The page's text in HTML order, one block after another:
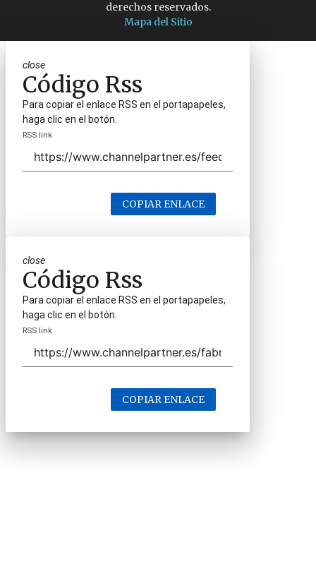
derechos reservados.
Mapa del Sitio
close
Código Rss
Para copiar el enlace RSS en el portapapeles,
haga clic en el botón.
RSS link
COPIAR ENLACE
close
Código Rss
Para copiar el enlace RSS en el portapapeles,
haga clic en el botón.
RSS link
COPIAR ENLACE